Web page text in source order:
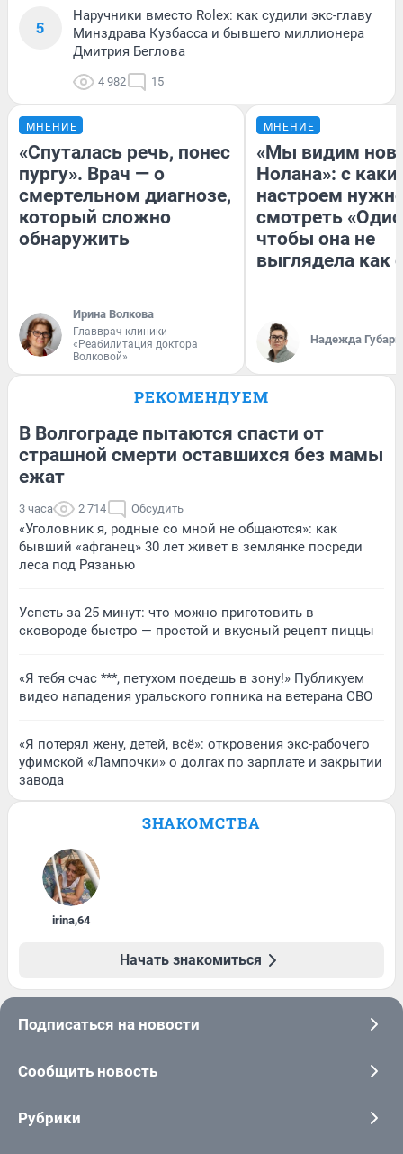
5
Наручники вместо Rolex: как судили экс-главу
Минздрава Кузбасса и бывшего миллионера
Дмитрия Беглова
4 982 15
МНЕНИЕ
«Спуталась речь, понес
пургу». Врач — о
смертельном диагнозе,
который сложно
обнаружить
Ирина Волкова
Главврач клиники
«Реабилитация доктора
Волковой»
МНЕНИЕ
«Мы видим
Нолана»: с
настроем
смотреть
чтобы она не
выглядела как
Надежда Губарь
РЕКОМЕНДУЕМ
В Волгограде пытаются спасти от
страшной смерти оставшихся без мамы
ежат
3 часа 2 714 Обсудить
«Уголовник я, родные со мной не общаются»: как
бывший «афганец» 30 лет живет в землянке посреди
леса под Рязанью
Успеть за 25 минут: что можно приготовить в
сковороде быстро — простой и вкусный рецепт пиццы
«Я тебя счас ***, петухом поедешь в зону!» Публикуем
видео нападения уральского гопника на ветерана СВО
«Я потерял жену, детей, всё»: откровения экс-рабочего
уфимской «Лампочки» о долгах по зарплате и закрытии
завода
ЗНАКОМСТВА
irina,64
Начать знакомиться
Подписаться на новости
Сообщить новость
Рубрики